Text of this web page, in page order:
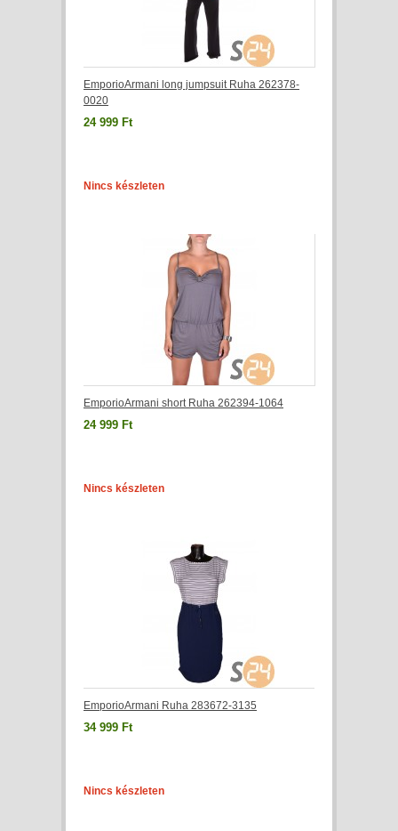
EmporioArmani long jumpsuit Ruha 262378-
0020
24 999 Ft
Nincs készleten
EmporioArmani short Ruha 262394-1064
24 999 Ft
Nincs készleten
EmporioArmani Ruha 283672-3135
34 999 Ft
Nincs készleten